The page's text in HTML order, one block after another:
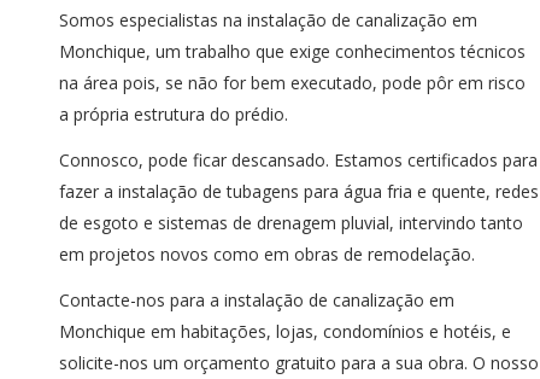
Somos especialistas na instalação de canalização em
Monchique, um trabalho que exige conhecimentos técnicos
na área pois, se não for bem executado, pode pôr em risco
a própria estrutura do prédio.
Connosco, pode ficar descansado. Estamos certificados para
fazer a instalação de tubagens para água fria e quente, redes
de esgoto e sistemas de drenagem pluvial, intervindo tanto
em projetos novos como em obras de remodelação.
Contacte-nos para a instalação de canalização em
Monchique em habitações, lojas, condomínios e hotéis, e
solicite-nos um orçamento gratuito para a sua obra. O nosso